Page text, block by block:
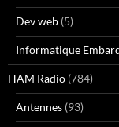
Dev web (5)
Informatique
HAM Radio (784)
Antennes (93)